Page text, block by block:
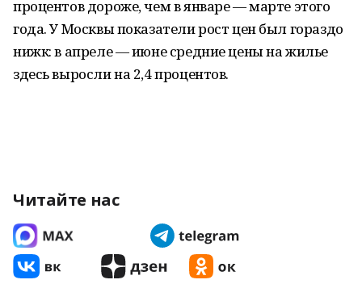
процентов дороже, чем в январе — марте этого
года. У Москвы показатели рост цен был гораздо
нижк: в апреле — июне средние цены на жилье
здесь выросли на 2,4 процентов.
Читайте нас